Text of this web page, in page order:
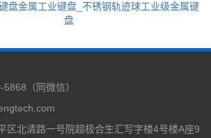
盘金属工业键盘_不锈钢轨迹球工业级金属键
盘
（同微信）
区北清路一号院超极合生汇写字楼4号楼A座9